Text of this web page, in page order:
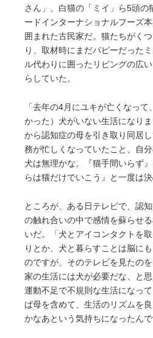
さん」、白猫の「ミイ」ら5頭の
ードインターナショナルフーズ
囲まれた古民家だ。猫たちがく
り、取材時にまだパピーだった
ル代わりに囲ったリビングの広
らしていた。
「去年の4月にユキが亡くなっ
かった）犬がいない生活になり
から認知症の母を引き取り同居
務が忙しくなっていたこと、自
犬は無理かな。『猫手間いらず
らは猫だけでいこう』と一度は決
ところが、ある日テレビで、認
の触れ合いの中で感情を蘇らせ
いだ。「犬とアイコンタクトを
りとか、犬と暮らすことは脳に
のですが、そのテレビを見たの
家の生活には犬が必要だな、と
運動不足で不規則な生活になっ
ば母を含めて、生活のリズムを
かなあという気持ちになったんで